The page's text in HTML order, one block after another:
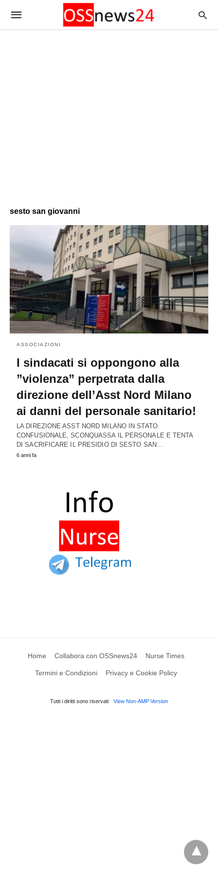
sesto san giovanni
ASSOCIAZIONI
I sindacati si oppongono alla
”violenza” perpetrata dalla
direzione dell’Asst Nord Milano
ai danni del personale sanitario!
LA DIREZIONE ASST NORD MILANO IN STATO
CONFUSIONALE, SCONQUASSA IL PERSONALE E TENTA
DI SACRIFICARE IL PRESIDIO DI SESTO SAN…
6 anni fa
Home Collabora con OSSnews24 Nurse Times
Termini e Condizioni Privacy e Cookie Policy
Tutti i diritti sono riservati View Non-AMP Version